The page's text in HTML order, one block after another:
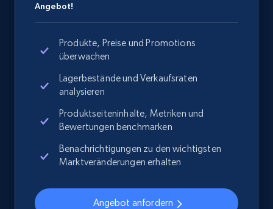
Angebot!
Produkte, Preise und Promotions
überwachen
Lagerbestände und Verkaufsraten
analysieren
Produktseiteninhalte, Metriken und
Bewertungen benchmarken
Benachrichtigungen zu den wichtigsten
Marktveränderungen erhalten
Angebot anfordern